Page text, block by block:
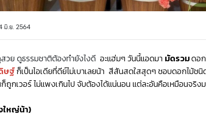
มิ.ย. 2564
วย ดูธรรมชาติต้องทำยังไงดี อะแฮ่มๆ วันนี้แอดมา มัดรวมดอ
ษฐ์ก็เป็นไอเดียที่ดีย์ไม่เบาเลยน้า สีสันสดใสสุดๆ ชอบดอกไม้ชนิ
ถูกเวอร์ ไม่แพงเกินไป จับต้องได้แน่นอน แต่ละอันคือเหมือนจริ
ใหญ่น้า)